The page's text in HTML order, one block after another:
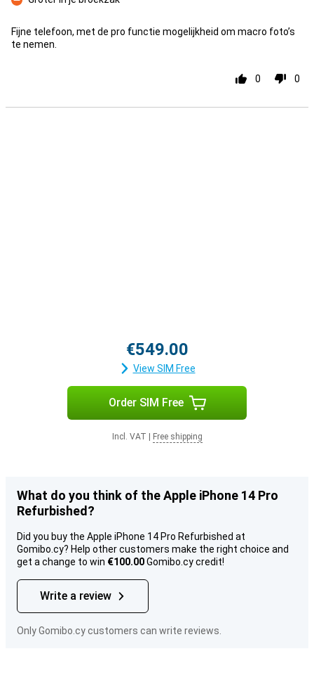
Con
Fijne telefoon, met de pro functie mogelijkheid om macro foto’s
te nemen.
0 0
€549.00
View SIM Free
Order SIM Free
Incl. VAT Free shipping
What do you think of the Apple iPhone 14 Pro
Refurbished?
Did you buy the Apple iPhone 14 Pro Refurbished at
Gomibo.cy? Help other customers make the right choice and
get a change to win €100.00Gomibo.cy credit!
Write a review
Only Gomibo.cy customers can write reviews.